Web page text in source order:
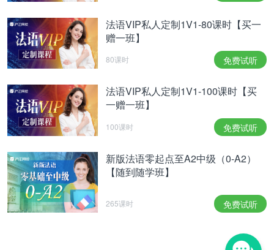
法语VIP私人定制1V1-80课时【买一
赠一班】
80课时 免费试听
法语VIP私人定制1V1-100课时【买
一赠一班】
100课时 免费试听
新版法语零起点至A2中级（0-A2）
【随到随学班】
265课时 免费试听